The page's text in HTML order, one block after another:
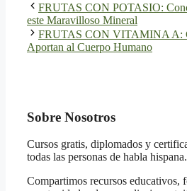
FRUTAS CON POTASIO:
este Maravilloso Mineral
FRUTAS CON VITAMINA A:
Aportan al Cuerpo Humano
Sobre Nosotros
Cursos gratis, diplomados y
todas las personas de habla hispana.
Compartimos recursos educativos,